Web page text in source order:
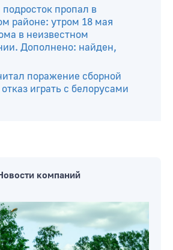
продала знакомому
и оказалась на скамье
Каким стал приговор?
поездов на
дни
БЖД
пропал в
отказ играть с белорусами